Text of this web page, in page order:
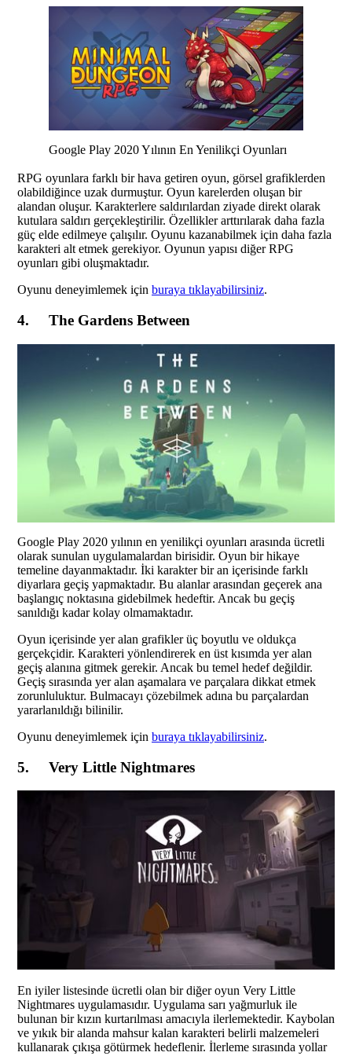
Google Play 2020 Yılının En Yenilikçi Oyunları
RPG oyunlara farklı bir hava getiren oyun, görsel grafiklerden
olabildiğince uzak durmuştur. Oyun karelerden oluşan bir
alandan oluşur. Karakterlere saldırılardan ziyade direkt olarak
kutulara saldırı gerçekleştirilir. Özellikler arttırılarak daha fazla
güç elde edilmeye çalışılır. Oyunu kazanabilmek için daha fazla
karakteri alt etmek gerekiyor. Oyunun yapısı diğer RPG
oyunları gibi oluşmaktadır.
Oyunu deneyimlemek için buraya tıklayabilirsiniz.
4. The Gardens Between
Google Play 2020 yılının en yenilikçi oyunları arasında ücretli
olarak sunulan uygulamalardan birisidir. Oyun bir hikaye
temeline dayanmaktadır. İki karakter bir an içerisinde farklı
diyarlara geçiş yapmaktadır. Bu alanlar arasından geçerek ana
başlangıç noktasına gidebilmek hedeftir. Ancak bu geçiş
sanıldığı kadar kolay olmamaktadır.
Oyun içerisinde yer alan grafikler üç boyutlu ve oldukça
gerçekçidir. Karakteri yönlendirerek en üst kısımda yer alan
geçiş alanına gitmek gerekir. Ancak bu temel hedef değildir.
Geçiş sırasında yer alan aşamalara ve parçalara dikkat etmek
zorunluluktur. Bulmacayı çözebilmek adına bu parçalardan
yararlanıldığı bilinilir.
Oyunu deneyimlemek için buraya tıklayabilirsiniz.
5. Very Little Nightmares
En iyiler listesinde ücretli olan bir diğer oyun Very Little
Nightmares uygulamasıdır. Uygulama sarı yağmurluk ile
bulunan bir kızın kurtarılması amacıyla ilerlemektedir. Kaybolan
ve yıkık bir alanda mahsur kalan karakteri belirli malzemeleri
kullanarak çıkışa götürmek hedeflenir. İlerleme sırasında yollar